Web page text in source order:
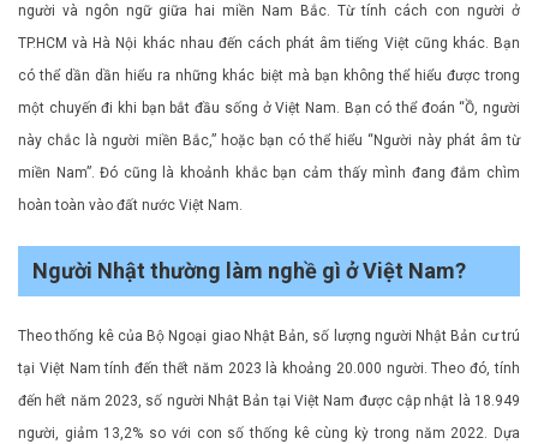
người và ngôn ngữ giữa hai miền Nam Bắc. Từ tính cách con người ở
TP.HCM và Hà Nội khác nhau đến cách phát âm tiếng Việt cũng khác. Bạn
có thể dần dần hiểu ra những khác biệt mà bạn không thể hiểu được trong
một chuyến đi khi bạn bắt đầu sống ở Việt Nam. Bạn có thể đoán “Ồ, người
này chắc là người miền Bắc,” hoặc bạn có thể hiểu “Người này phát âm từ
miền Nam”. Đó cũng là khoảnh khắc bạn cảm thấy mình đang đắm chìm
hoàn toàn vào đất nước Việt Nam.
Người Nhật thường làm nghề gì ở Việt Nam?
Theo thống kê của Bộ Ngoại giao Nhật Bản, số lượng người Nhật Bản cư trú
tại Việt Nam tính đến thết năm 2023 là khoảng 20.000 người. Theo đó, tính
đến hết năm 2023, số người Nhật Bản tại Việt Nam được cập nhật là 18.949
người, giảm 13,2% so với con số thống kê cùng kỳ trong năm 2022. Dựa